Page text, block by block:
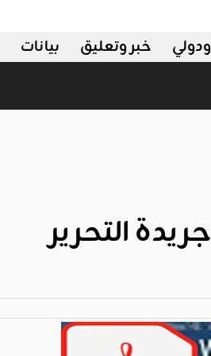
بيانات خبر وتعليق